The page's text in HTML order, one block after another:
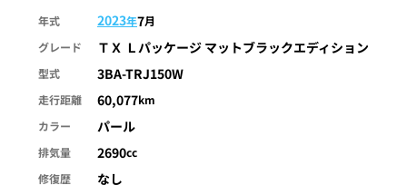
年式 2023年7月
グレード
ＴＸ Ｌパッケージ マットブラックエディション
型式 3BA-TRJ150W
走行距離 60,077km
カラー
パール
排気量 2690cc
修復歴
なし